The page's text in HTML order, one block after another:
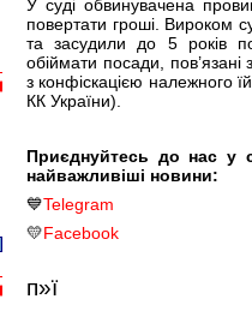
У суді обвинувачена
повертати гроші. Вироком
та засудили до 5 років
обіймати посади,
з конфіскацією належного
КК України).
Приєднуйтесь до нас у
найважливіші новини:
💙Telegram
💛Facebook
п»ї